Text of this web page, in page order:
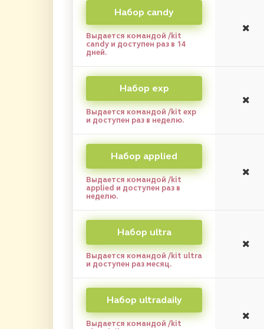
Набор candy
Выдается командой /kit
candy и доступен раз в 14
дней.
Набор exp
Выдается командой /kit exp
и доступен раз в неделю.
Набор applied
Выдается командой /kit
applied и доступен раз в
неделю.
Набор ultra
Выдается командой /kit ultra
и доступен раз месяц.
Набор ultradaily
Выдается командой /kit